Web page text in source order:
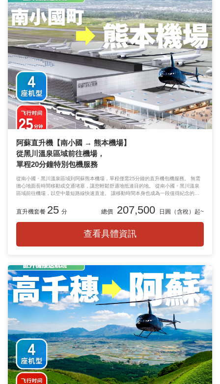
阿蘇直升機【南小國 → 熊本機場】
從黑川溫泉區域前往機場，
單程20分鐘特別包機服務
從南小國・黑川溫泉區域到阿蘇熊本機場，單程僅需25分鐘的直升機包機服務。 無需
擔心地面長時間移動或交通堵塞，讓您輕鬆舒適地抵達目的地。 從南小國・黑川溫泉
區域前往機場，以空中最短路線快速直達。 讓移動時間本身也成為一段值得紀念的奢
直升機套餐 25 分 總價 207,500 日圓（含稅）起~
查看具體資訊